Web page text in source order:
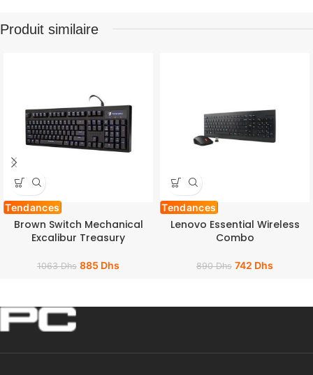
Produit similaire
Tendances
Brown Switch Mechanical
Excalibur Treasury
1063Dhs 885 Dhs
Tendances
Lenovo Essential Wireless
Combo
890Dhs 742 Dhs